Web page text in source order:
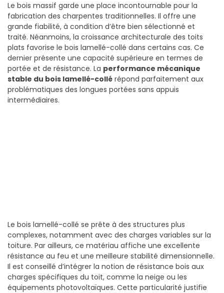
Le bois massif garde une place incontournable pour la
fabrication des charpentes traditionnelles. Il offre une
grande fiabilité, à condition d’être bien sélectionné et
traité. Néanmoins, la croissance architecturale des toits
plats favorise le bois lamellé-collé dans certains cas. Ce
dernier présente une capacité supérieure en termes de
portée et de résistance. La performance mécanique
stable du bois lamellé-collé répond parfaitement aux
problématiques des longues portées sans appuis
intermédiaires.
Le bois lamellé-collé se prête à des structures plus
complexes, notamment avec des charges variables sur la
toiture. Par ailleurs, ce matériau affiche une excellente
résistance au feu et une meilleure stabilité dimensionnelle.
Il est conseillé d’intégrer la notion de résistance bois aux
charges spécifiques du toit, comme la neige ou les
équipements photovoltaïques. Cette particularité justifie